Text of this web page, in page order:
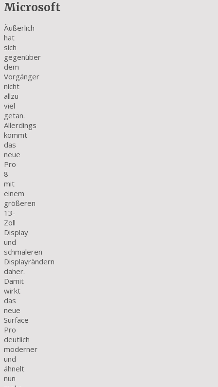
Microsoft
Äußerlich
hat
sich
gegenüber
dem
Vorgänger
nicht
allzu
viel
getan.
Allerdings
kommt
das
neue
Pro
8
mit
einem
größeren
13-
Zoll
Display
und
schmaleren
Displayrändern
daher.
Damit
wirkt
das
neue
Surface
Pro
deutlich
moderner
und
ähnelt
nun